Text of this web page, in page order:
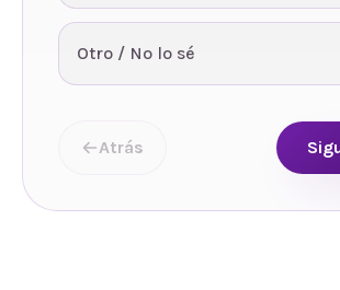
Otro / No lo sé
Atrás